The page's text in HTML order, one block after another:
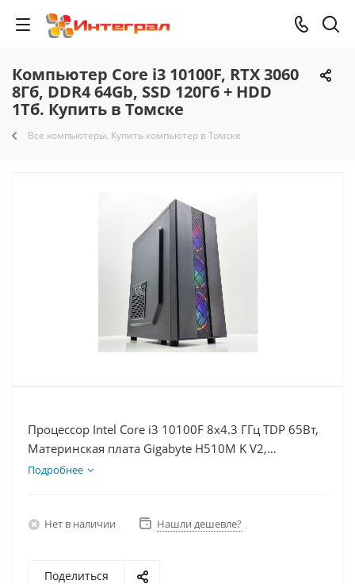
Компьютер Core i3 10100F, RTX 3060
8Гб, DDR4 64Gb, SSD 120Гб + HDD
1Тб. Купить в Томске
Все компьютеры. Купить компьютер в Томске
Процессор Intel Core i3 10100F 8x4.3 ГГц TDP 65Вт,
Материнская плата Gigabyte H510M K V2,
Видеокарта RTX 3060 8Гб, Память DDR4 64Gb,
Подробнее
Нет в наличии Нашли дешевле?
Поделиться